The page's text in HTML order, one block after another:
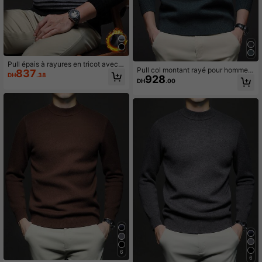
Pull épais à rayures en tricot avec s
herpa pour homme, couleur rouge
DH837.38
6
Pull col montant rayé pour hommes,
tricot casual chic pour l'automne/hi
ver
DH928.00
6